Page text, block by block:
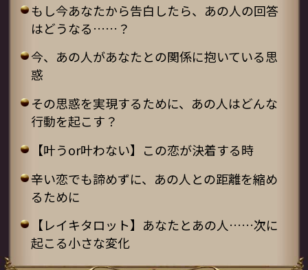
もし今あなたから告白したら、あの人の回答
はどうなる……？
今、あの人があなたとの関係に抱いている思
惑
その思惑を実現するために、あの人はどんな
行動を起こす？
【叶うor叶わない】この恋が決着する時
辛い恋でも諦めずに、あの人との距離を縮め
るために
【レイキタロット】あなたとあの人……次に
起こる小さな変化